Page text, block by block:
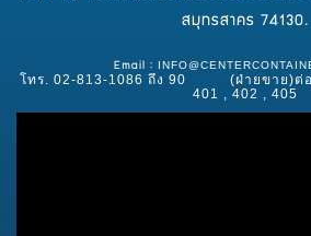
สมุทรสาคร 74130.
Email :
โทร. 02-813-1086 ถึง 90 (ฝ่ายขาย)ต่อ
401 , 402 , 405